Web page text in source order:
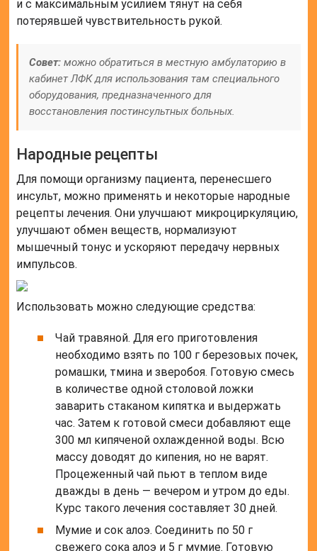
и с максимальным усилием тянут на себя
потерявшей чувствительность рукой.
Совет: можно обратиться в местную амбулаторию в
кабинет ЛФК для использования там специального
оборудования, предназначенного для
восстановления постинсультных больных.
Народные рецепты
Для помощи организму пациента, перенесшего
инсульт, можно применять и некоторые народные
рецепты лечения. Они улучшают микроциркуляцию,
улучшают обмен веществ, нормализуют
мышечный тонус и ускоряют передачу нервных
импульсов.
Использовать можно следующие средства:
Чай травяной. Для его приготовления
необходимо взять по 100 г березовых почек,
ромашки, тмина и зверобоя. Готовую смесь
в количестве одной столовой ложки
заварить стаканом кипятка и выдержать
час. Затем к готовой смеси добавляют еще
300 мл кипяченой охлажденной воды. Всю
массу доводят до кипения, но не варят.
Процеженный чай пьют в теплом виде
дважды в день — вечером и утром до еды.
Курс такого лечения составляет 30 дней.
Мумие и сок алоэ. Соединить по 50 г
свежего сока алоэ и 5 г мумие. Готовую